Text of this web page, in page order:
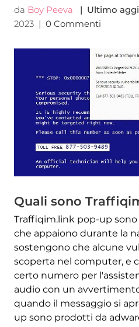
da Boy Peeva | Ultimo
2023| 0 Commenti
Quali sono
Traffiqim.link pop-up
che appaiono durante la
sostengono che alcune
scoperta nel computer, e
certo numero per
audio con un
quando il messaggio si
up sono prodotti da